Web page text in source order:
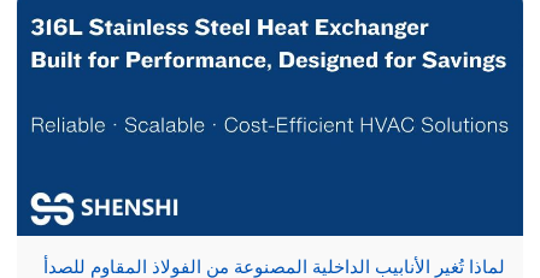
لماذا تُغير الأنابيب الداخلية المصنوعة من الفولاذ المقاوم للصدأ